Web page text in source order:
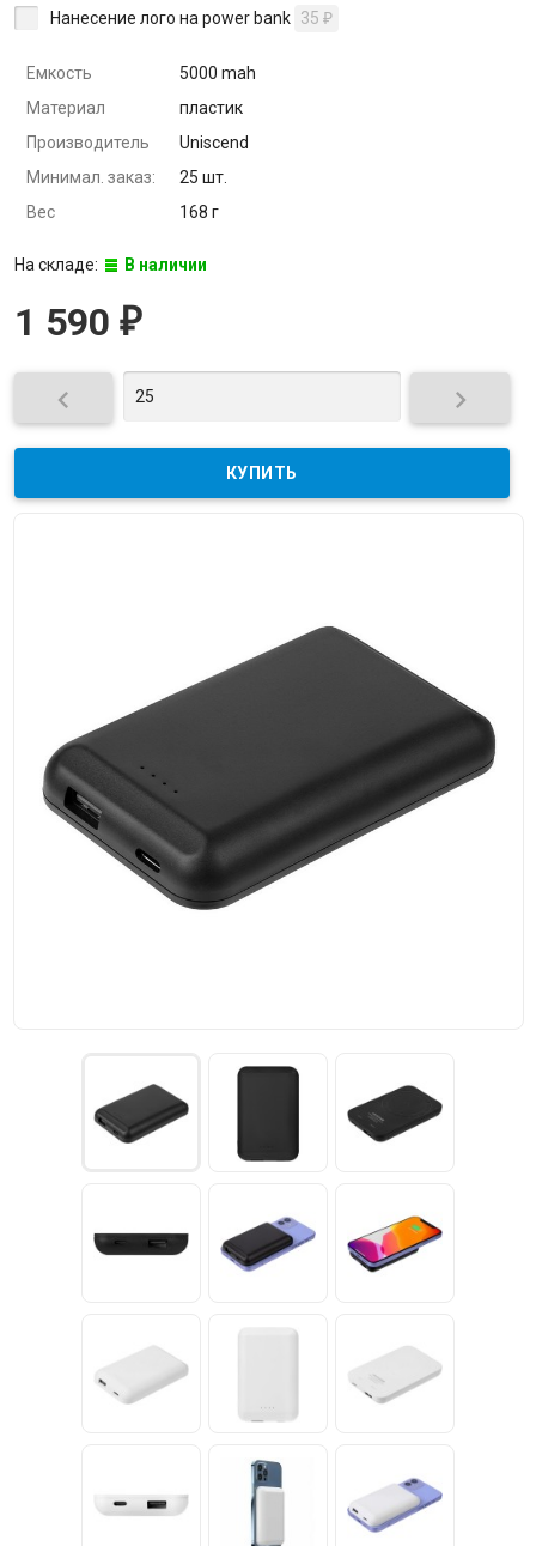
Нанесение лого на power bank 35 ₽
Емкость
5000 mah
Материал
пластик
Производитель
Uniscend
Минимал. заказ:
25 шт.
Вес
168 г
На складе: В наличии
1 590 ₽
 